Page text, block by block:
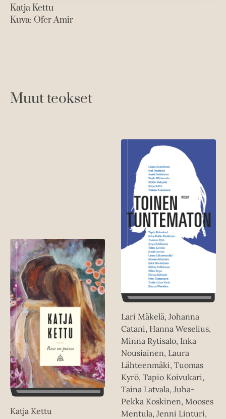
Katja Kettu
Kuva: Ofer Amir
Muut teokset
Katja Kettu
Lari Mäkelä, Johanna
Catani, Hanna Weselius,
Minna Rytisalo, Inka
Nousiainen, Laura
Lähteenmäki, Tuomas
Kyrö, Tapio Koivukari,
Taina Latvala, Juha-
Pekka Koskinen, Mooses
Mentula, Jenni Linturi,